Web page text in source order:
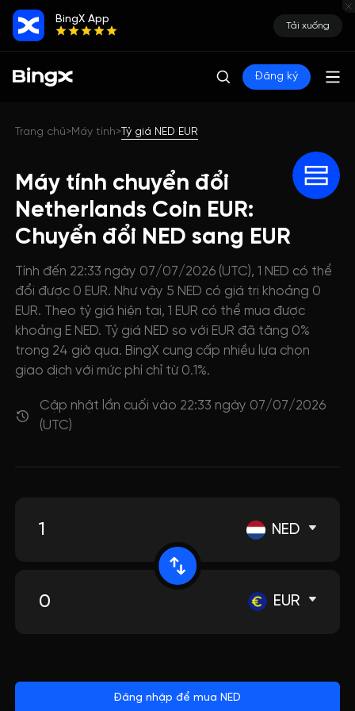
BingX App
Tải xuống
Đăng ký
Trang chủ>Máy tính>Tỷ giá NED EUR
Máy tính chuyển đổi
Netherlands Coin EUR:
Chuyển đổi NED sang EUR
Tính đến 22:33 ngày 07/07/2026 (UTC), 1 NED có thể
đổi được 0 EUR. Như vậy 5 NED có giá trị khoảng 0
EUR. Theo tỷ giá hiện tại, 1 EUR có thể mua được
khoảng E NED. Tỷ giá NED so với EUR đã tăng 0%
trong 24 giờ qua. BingX cung cấp nhiều lựa chọn
giao dịch với mức phí chỉ từ 0.1%.
Cập nhật lần cuối vào 22:33 ngày 07/07/2026
(UTC)
NED
EUR
Đăng nhập để mua NED